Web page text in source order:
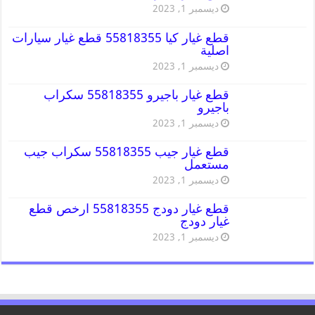
ديسمبر 1, 2023
قطع غيار كيا 55818355 قطع غيار سيارات
اصلية
ديسمبر 1, 2023
قطع غيار باجيرو 55818355 سكراب
باجيرو
ديسمبر 1, 2023
قطع غيار جيب 55818355 سكراب جيب
مستعمل
ديسمبر 1, 2023
قطع غيار دودج 55818355 ارخص قطع
غيار دودج
ديسمبر 1, 2023